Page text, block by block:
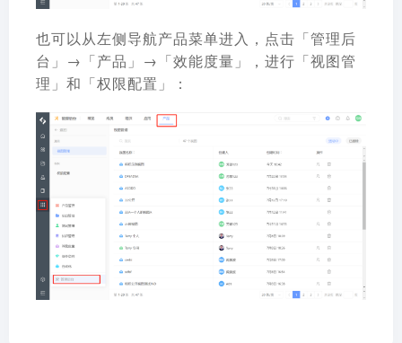
也可以从左侧导航产品菜单进入，点击「管理后
台」→「产品」→「效能度量」，进行「视图管
理」和「权限配置」：